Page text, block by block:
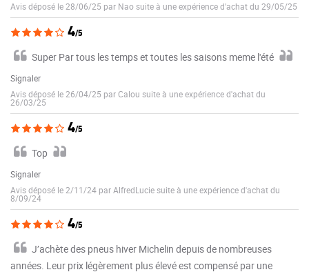
Avis déposé le 28/06/25 par Nao suite à une expérience d'achat du 29/05/25
4/5
Super Par tous les temps et toutes les saisons meme l'été
Signaler
Avis déposé le 26/04/25 par Calou suite à une expérience d'achat du
26/03/25
4/5
Top
Signaler
Avis déposé le 2/11/24 par AlfredLucie suite à une expérience d'achat du
8/09/24
4/5
J’achète des pneus hiver Michelin depuis de nombreuses
années. Leur prix légèrement plus élevé est compensé par une